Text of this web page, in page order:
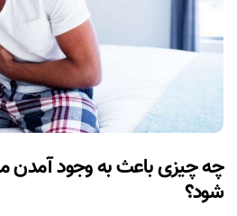
چه چیزی باعث به وجود آمدن
شود؟